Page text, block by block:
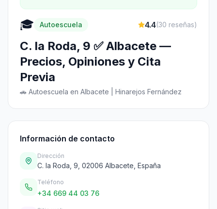
🎓 Autoescuela 4.4(30 reseñas)
C. la Roda, 9 ✅ Albacete —
Precios, Opiniones y Cita
Previa
🚗 Autoescuela en Albacete | Hinarejos Fernández
Información de contacto
Dirección
C. la Roda, 9, 02006 Albacete, España
Teléfono
+34 669 44 03 76